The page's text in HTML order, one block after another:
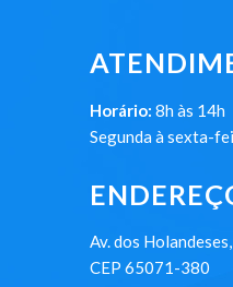
Horário: 8h às 14h
Segunda à sexta-
Av. dos
CEP 65071-380